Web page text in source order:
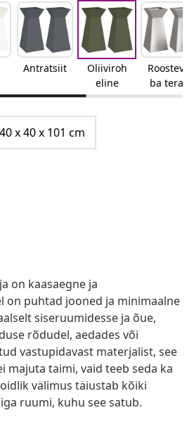
Antratsiit
Oliiviroh
eline
Roosteva
ba teras
40 x 40 x 101 cm
on kaasaegne ja
on puhtad jooned ja minimaalne
siseruumidesse ja õue,
rõdudel, aedades või
vastupidavast materjalist, see
majuta taimi, vaid teeb seda ka
välimus täiustab kõiki
ruumi, kuhu see satub.